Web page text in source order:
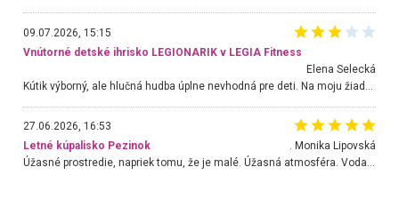
09.07.2026, 15:15
Vnútorné detské ihrisko LEGIONARIK v LEGIA Fitness
Elena Selecká
27.06.2026, 16:53
Letné kúpalisko Pezinok
. Monika Lipovská
Úžasné prostredie, napriek tomu, že je malé. Úžasná atmosféra. Voda fantastická a nádherná. Ľudí je pomerne veľa, ale su mili a ohľaduplní. Je veľmi zaujímavé sledovať, ako dokážu spolu športovať cudzí ľudia a bez ohľadu na vek. Vládne tu pohoda. Vnuka neviem dostať z vody. Ďakujem za krásny deň . Urcite sa sem vrátim. Jediný problém je s parkovaním, ale aj ten sa mi podarilo vyriešiť. Monika Bratislava